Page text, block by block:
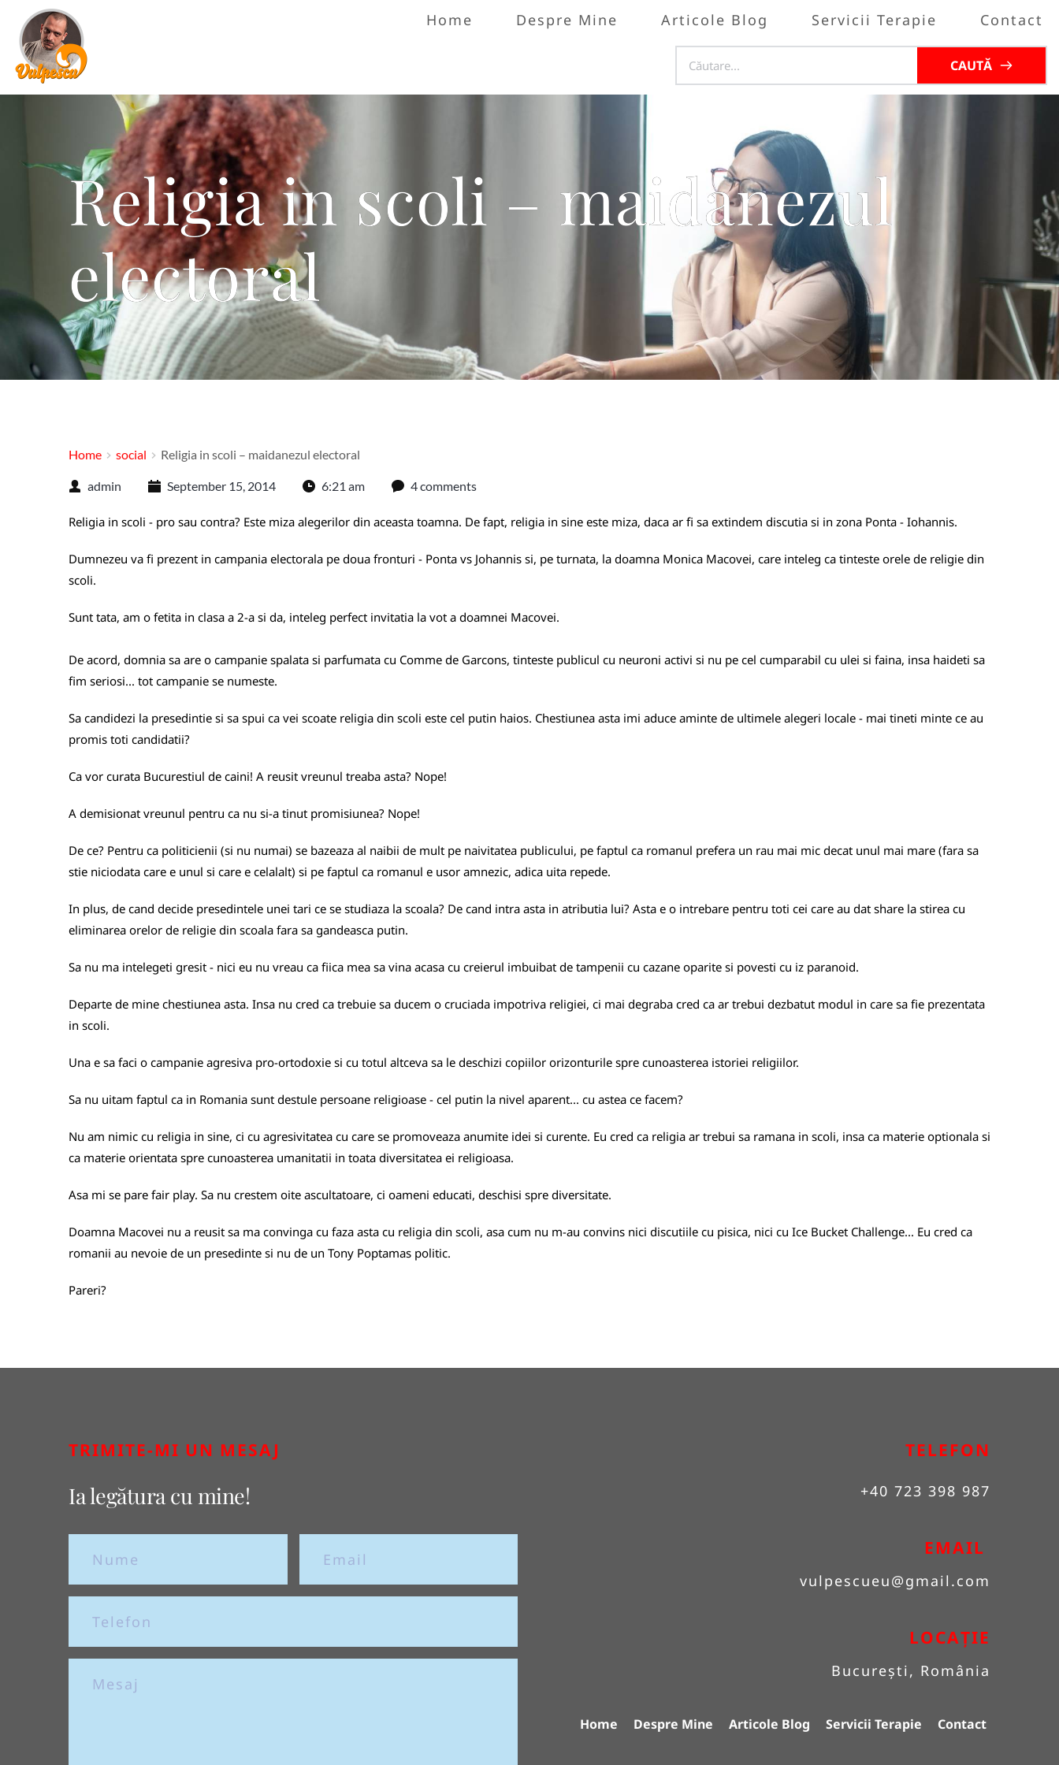
Home Despre Mine Articole Blog Servicii Terapie Contact
CAUTĂ
Religia in scoli – maidanezul
electoral
Home social Religia in scoli – maidanezul electoral
admin September 15, 2014 6:21 am 4 comments
Religia in scoli - pro sau contra? Este miza alegerilor din aceasta toamna. De fapt, religia in sine este miza, daca ar fi sa extindem discutia si in zona Ponta - Iohannis.
Dumnezeu va fi prezent in campania electorala pe doua fronturi - Ponta vs Johannis si, pe turnata, la doamna Monica Macovei, care inteleg ca tinteste orele de religie din
scoli.
Sunt tata, am o fetita in clasa a 2-a si da, inteleg perfect invitatia la vot a doamnei Macovei.
De acord, domnia sa are o campanie spalata si parfumata cu Comme de Garcons, tinteste publicul cu neuroni activi si nu pe cel cumparabil cu ulei si faina, insa haideti sa
fim seriosi... tot campanie se numeste.
Sa candidezi la presedintie si sa spui ca vei scoate religia din scoli este cel putin haios. Chestiunea asta imi aduce aminte de ultimele alegeri locale - mai tineti minte ce au
promis toti candidatii?
Ca vor curata Bucurestiul de caini! A reusit vreunul treaba asta? Nope!
A demisionat vreunul pentru ca nu si-a tinut promisiunea? Nope!
De ce? Pentru ca politicienii (si nu numai) se bazeaza al naibii de mult pe naivitatea publicului, pe faptul ca romanul prefera un rau mai mic decat unul mai mare (fara sa
stie niciodata care e unul si care e celalalt) si pe faptul ca romanul e usor amnezic, adica uita repede.
In plus, de cand decide presedintele unei tari ce se studiaza la scoala? De cand intra asta in atributia lui? Asta e o intrebare pentru toti cei care au dat share la stirea cu
eliminarea orelor de religie din scoala fara sa gandeasca putin.
Sa nu ma intelegeti gresit - nici eu nu vreau ca fiica mea sa vina acasa cu creierul imbuibat de tampenii cu cazane oparite si povesti cu iz paranoid.
Departe de mine chestiunea asta. Insa nu cred ca trebuie sa ducem o cruciada impotriva religiei, ci mai degraba cred ca ar trebui dezbatut modul in care sa fie prezentata
in scoli.
Una e sa faci o campanie agresiva pro-ortodoxie si cu totul altceva sa le deschizi copiilor orizonturile spre cunoasterea istoriei religiilor.
Sa nu uitam faptul ca in Romania sunt destule persoane religioase - cel putin la nivel aparent... cu astea ce facem?
Nu am nimic cu religia in sine, ci cu agresivitatea cu care se promoveaza anumite idei si curente. Eu cred ca religia ar trebui sa ramana in scoli, insa ca materie optionala si
ca materie orientata spre cunoasterea umanitatii in toata diversitatea ei religioasa.
Asa mi se pare fair play. Sa nu crestem oite ascultatoare, ci oameni educati, deschisi spre diversitate.
Doamna Macovei nu a reusit sa ma convinga cu faza asta cu religia din scoli, asa cum nu m-au convins nici discutiile cu pisica, nici cu Ice Bucket Challenge... Eu cred ca
romanii au nevoie de un presedinte si nu de un Tony Poptamas politic.
Pareri?
TRIMITE-MI UN MESAJ
Ia legătura cu mine!
TELEFON
+40 723 398 987
EMAIL
vulpescueu@gmail.com
LOCAȚIE
București, România
Home Despre Mine Articole Blog Servicii Terapie Contact